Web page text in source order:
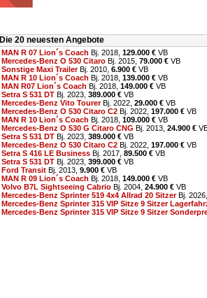
Die 20 neuesten Angebote
MAN R 07 Lion´s Coach Bj. 2018, 129.000 € VB
Mercedes-Benz O 530 Citaro Bj. 2015, 79.000 € VB
Sonstige Maxi TrailerBj. 2010, 6.900 € VB
MAN R 10 Lion´s Coach Bj. 2018, 139.000 € VB
MAN R07 Lion´s Coach Bj. 2018, 149.000 € VB
Setra S 531 DT Bj. 2023, 389.000 € VB
Mercedes-Benz Vito TourerBj. 2022, 29.000 € VB
Mercedes-Benz O 530 Citaro C2 Bj. 2022, 197.000 € VB
MAN R 10 Lion´s Coach Bj. 2018, 109.000 € VB
Mercedes-Benz O 530 G Citaro CNG Bj. 2013, 24.900 €
Setra S 531 DT Bj. 2023, 389.000 € VB
Mercedes-Benz O 530 Citaro C2 Bj. 2022, 197.000 € VB
Setra S 416 LE Business Bj. 2017, 89.500 € VB
Setra S 531 DT Bj. 2023, 399.000 € VB
Ford Transit Bj. 2013, 9.900 € VB
MAN R 09 Lion´s Coach Bj. 2018, 149.000 € VB
Volvo B7L Sightseeing Cabrio Bj. 2004, 24.900 € VB
Mercedes-Benz Sprinter 519 4x4 Allrad 20 SitzerBj.
Mercedes-Benz Sprinter 315 VIP Sitze 9 Sitzer
Mercedes-Benz Sprinter 315 VIP Sitze 9 Sitzer